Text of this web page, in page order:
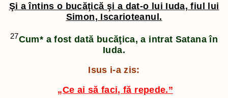
Şi a întins o bucăţică şi a dat-o lui Iuda, fiul lui
Simon, Iscarioteanul.
27Cum* a fost dată bucăţica, a intrat Satana în
Iuda.
Isus i-a zis:
„Ce ai să faci, fă repede.”